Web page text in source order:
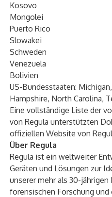
Kosovo
Mongolei
Puerto Rico
Slowakei
Schweden
Venezuela
Bolivien
US-Bundesstaaten:
Hampshire, North Carolina,
Eine vollständige Liste der
von Regula unterstützten
offiziellen Website von
Über Regula
Regula ist ein weltweiter
Geräten und Lösungen zur
unserer mehr als 30-jährigen
forensischen Forschung